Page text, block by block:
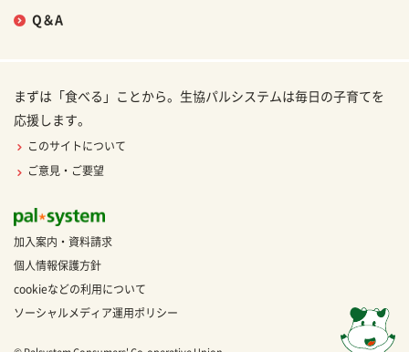
Q＆A
まずは「食べる」ことから。生協パルシステムは毎日の子育てを
応援します。
このサイトについて
ご意見・ご要望
加入案内・資料請求
個人情報保護方針
cookieなどの利用について
ソーシャルメディア運用ポリシー